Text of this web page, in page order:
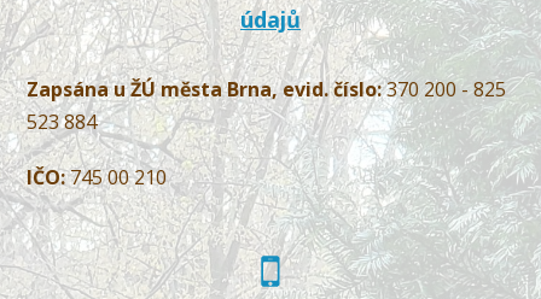
údajů
Zapsána u ŽÚ města Brna, evid. číslo:370 200 - 825
523 884
IČO:745 00 210